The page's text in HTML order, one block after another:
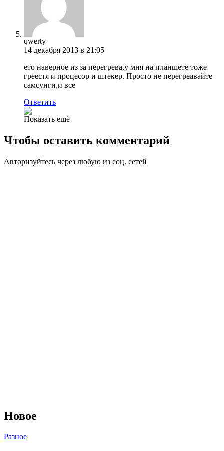
qwerty
14 декабря 2013 в 21:05
ето наверное из за перегрева,у мня на планшете тоже
греестя и процесор и штекер. Просто не перегреавайте
самсунги,и все
Ответить
Показать ещё
Чтобы оставить комментарий
Авторизуйтесь через любую из соц. сетей
Новое
Разное